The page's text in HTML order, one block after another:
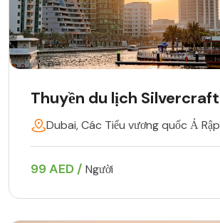
Thuyền du lịch Silvercraft
Dubai, Các Tiểu vương quốc Ả Rập
99 AED / Người